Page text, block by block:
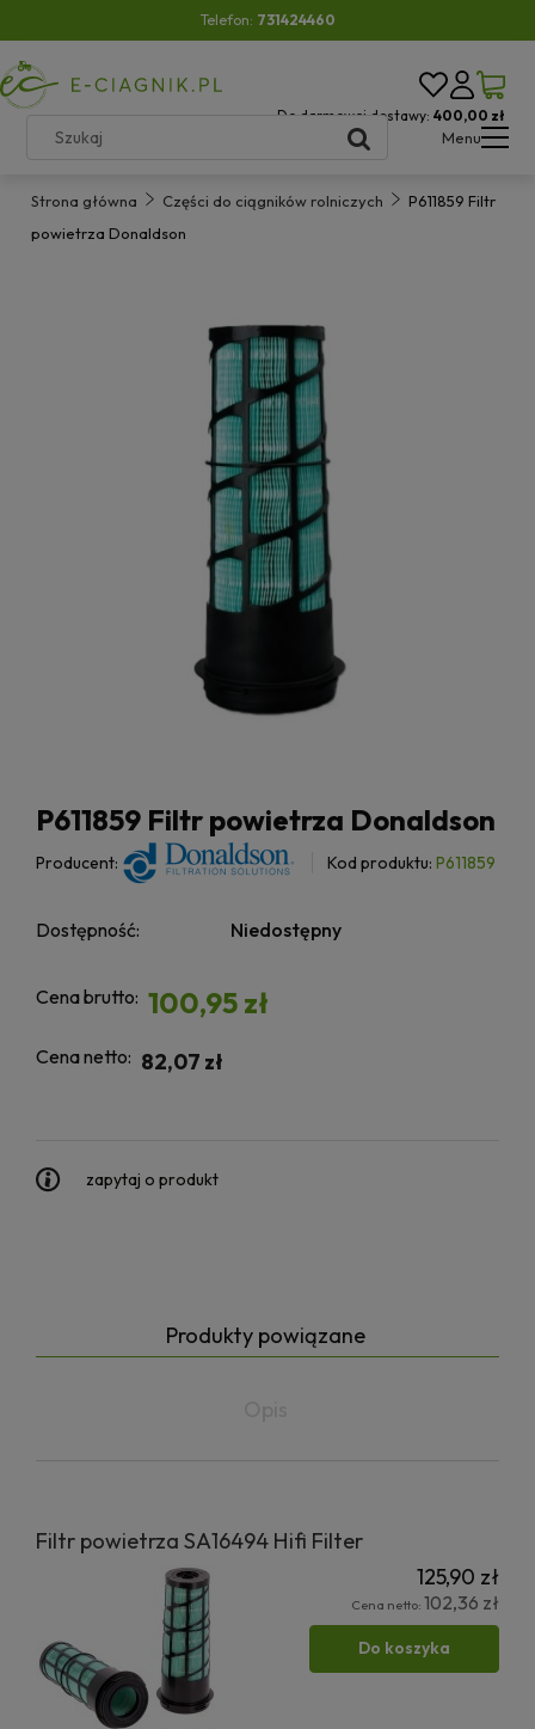
Telefon: 731424460
Do darmowej dostawy: 400,00 zł
Menu
Strona główna Części do ciągników rolniczych
P611859 Filtr
powietrza Donaldson
P611859 Filtr powietrza Donaldson
Producent: Kod produktu: P611859
Dostępność: Niedostępny
Cena brutto: 100,95 zł
Cena netto: 82,07 zł
zapytaj o produkt
Produkty powiązane
Filtr powietrza SA16494 Hifi Filter
125,90 zł
Cena netto: 102,36 zł
Do koszyka